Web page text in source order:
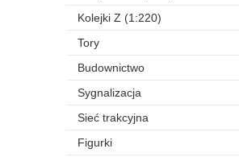
Kolejki Z (1:220)
Tory
Budownictwo
Sygnalizacja
Sieć trakcyjna
Figurki